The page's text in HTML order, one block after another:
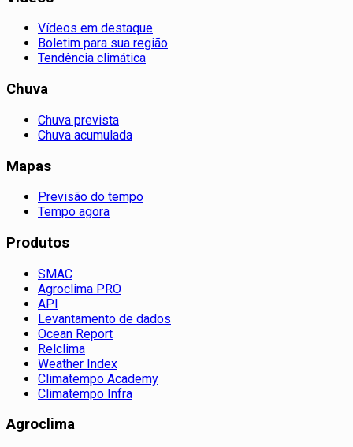
Vídeos em destaque
Boletim para sua região
Tendência climática
Chuva
Chuva prevista
Chuva acumulada
Mapas
Previsão do tempo
Tempo agora
Produtos
SMAC
Agroclima PRO
API
Levantamento de dados
Ocean Report
Relclima
Weather Index
Climatempo Academy
Climatempo Infra
Agroclima